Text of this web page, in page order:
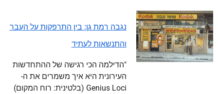
נגבה רמת גן: בין התרפקות על העבר
והתנשאות לעתיד
"הדילמה הכי רגישה של ההתחדשות
העירונית היא איך משמרים את ה-
Genius Loci (בלטינית: רוח המקום)